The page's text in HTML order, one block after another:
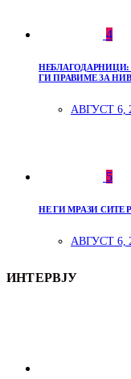
4
НЕБЛАГОДАРНИЦИ:
ГИ ПРАВИМЕ ЗА
АВГУСТ 6,
5
НЕ ГИ МРАЗИ СИТЕ
АВГУСТ 6,
ИНТЕРВЈУ